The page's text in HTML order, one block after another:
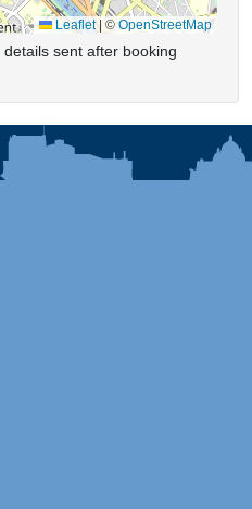
Leaflet ©OpenStreetMap
sent after booking